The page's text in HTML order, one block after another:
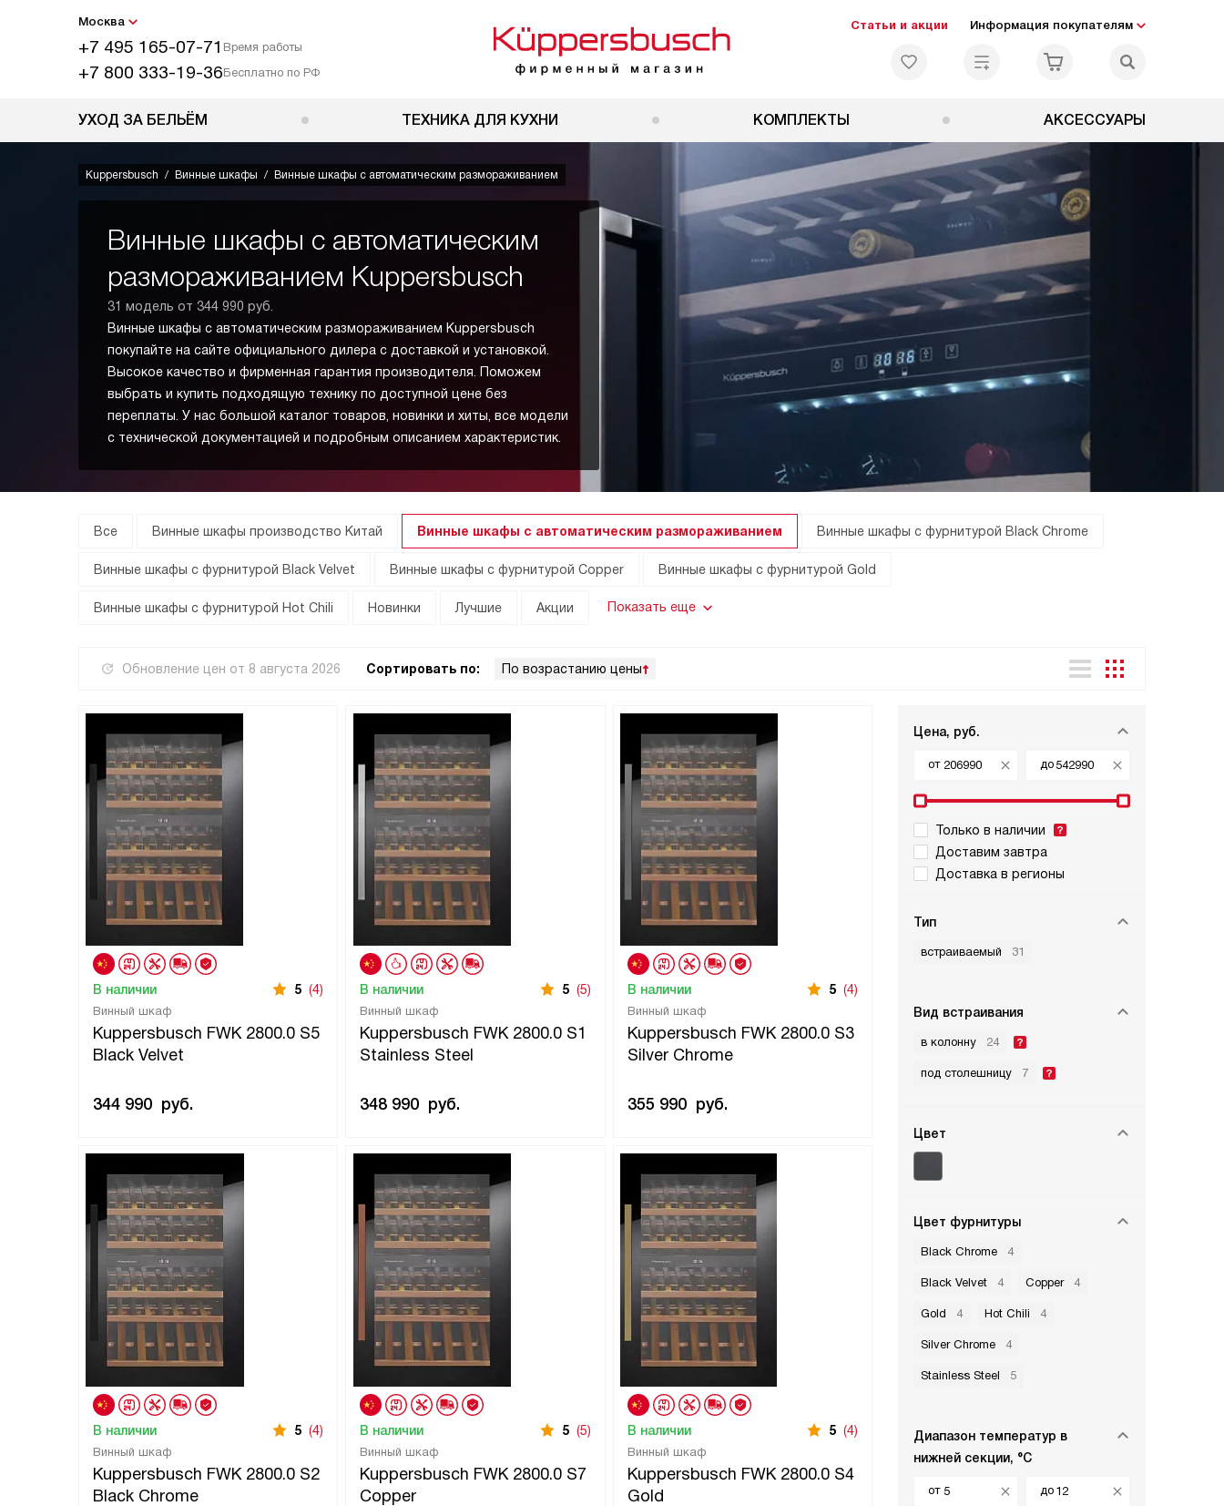
Москва
+7 495 165-07-71 Время работы
+7 800 333-19-36Бесплатно по РФ
Статьи и акции Информация покупателям
УХОД ЗА БЕЛЬЁМ ТЕХНИКА ДЛЯ КУХНИ КОМПЛЕКТЫ АКСЕССУАРЫ
Kuppersbusch Винные шкафы Винные шкафы с автоматическим размораживанием
Винные шкафы с автоматическим
размораживанием Kuppersbusch
31 модель от 344 990 руб.
Винные шкафы с автоматическим размораживанием Kuppersbusch
покупайте на сайте официального дилера с доставкой и установкой.
Высокое качество и фирменная гарантия производителя. Поможем
выбрать и купить подходящую технику по доступной цене без
переплаты. У нас большой каталог товаров, новинки и хиты, все модели
с технической документацией и подробным описанием характеристик.
Все Винные шкафы производство Китай Винные шкафы с автоматическим размораживанием Винные шкафы с фурнитурой Black Chrome
Винные шкафы с фурнитурой Black Velvet Винные шкафы с фурнитурой Copper Винные шкафы с фурнитурой Gold
Винные шкафы с фурнитурой Hot Chili Новинки Лучшие Акции Показать еще
Обновление цен от 8 августа 2026 Сортировать по: По возрастанию цены
Цена, руб.
от до
Только в наличии
Доставим завтра
Доставка в регионы
Тип
встраиваемый 31
Вид встраивания
в колонну 24
под столешницу 7
Цвет
Цвет фурнитуры
Black Chrome 4
Black Velvet 4 Copper 4
Gold 4 Hot Chili 4
Silver Chrome 4
Stainless Steel 5
Диапазон температур в
нижней секции, °C
от до
Винный шкаф
Kuppersbusch FWK 2800.0 S5
Black Velvet
В наличии 5 (4)
344 990 руб.
Винный шкаф
Kuppersbusch FWK 2800.0 S1
Stainless Steel
В наличии 5 (5)
348 990 руб.
Винный шкаф
Kuppersbusch FWK 2800.0 S3
Silver Chrome
В наличии 5 (4)
355 990 руб.
Винный шкаф
Kuppersbusch FWK 2800.0 S2
Black Chrome
В наличии 5 (4)
Винный шкаф
Kuppersbusch FWK 2800.0 S7
Copper
В наличии 5 (5)
Винный шкаф
Kuppersbusch FWK 2800.0 S4
Gold
В наличии 5 (4)